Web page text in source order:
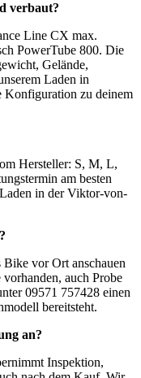
verbaut?
Line CX max.
PowerTube 800. Die
Gelände,
Laden in
Konfiguration zu deinem
Hersteller: S, M, L,
am besten
in der Viktor-von-
vor Ort anschauen
auch Probe
09571 757428 einen
bereitsteht.
an?
Inspektion,